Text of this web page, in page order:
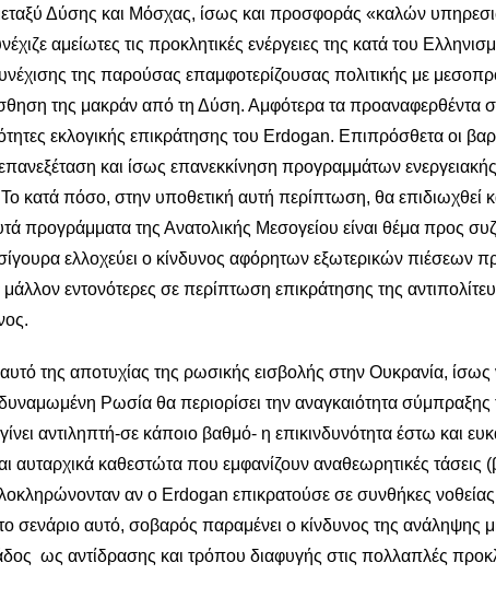
Δύσης και Μόσχας, ίσως και προσφοράς «καλών
αμείωτες τις προκλητικές ενέργειες της κατά του
της παρούσας επαμφοτερίζουσας πολιτικής με
της μακράν από τη Δύση. Αμφότερα τα προαναφερθέντα
εκλογικής επικράτησης του Erdogan. Επιπρόσθετα οι
και ίσως επανεκκίνηση προγραμμάτων
κατά πόσο, στην υποθετική αυτή περίπτωση, θα επιδιωχθεί
προγράμματα της Ανατολικής Μεσογείου είναι θέμα προς
ελλοχεύει ο κίνδυνος αφόρητων εξωτερικών πιέσεων
μάλλον εντονότερες σε περίπτωση επικράτησης της
της αποτυχίας της ρωσικής εισβολής στην Ουκρανία, ίσως
Ρωσία θα περιορίσει την αναγκαιότητα σύμπραξης
αντιληπτή-σε κάποιο βαθμό- η επικινδυνότητα έστω και
καθεστώτα που εμφανίζουν αναθεωρητικές τάσεις
αν ο Erdogan επικρατούσε σε συνθήκες νοθείας
σενάριο αυτό, σοβαρός παραμένει ο κίνδυνος της ανάληψης
ως αντίδρασης και τρόπου διαφυγής στις πολλαπλές